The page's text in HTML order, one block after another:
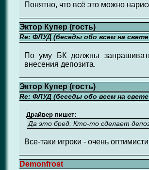
Понятно, что всё это можно
Эктор Купер (гость)
Re: ФЛУД (беседы обо всем на
По уму БК должны
внесения депозита.
Эктор Купер (гость)
Re: ФЛУД (беседы обо всем на
Драйвер пишет:
Да это бред. Кто-то сделает
Все-таки игроки - очень
Demonfrost